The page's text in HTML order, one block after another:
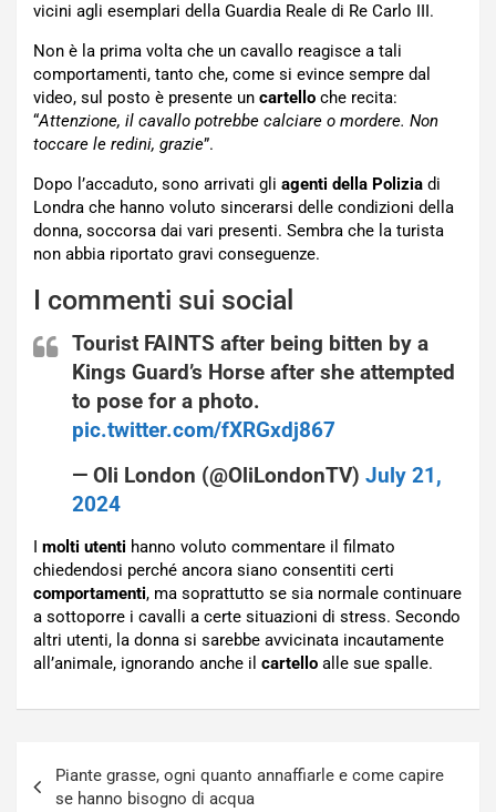
vicini agli esemplari della Guardia Reale di Re Carlo III.
Non è la prima volta che un cavallo reagisce a tali
comportamenti, tanto che, come si evince sempre dal
video, sul posto è presente un cartello che recita:
“Attenzione, il cavallo potrebbe calciare o mordere. Non
toccare le redini, grazie”.
Dopo l’accaduto, sono arrivati gli agenti della Polizia di
Londra che hanno voluto sincerarsi delle condizioni della
donna, soccorsa dai vari presenti. Sembra che la turista
non abbia riportato gravi conseguenze.
I commenti sui social
Tourist FAINTS after being bitten by a
Kings Guard’s Horse after she attempted
to pose for a photo.
pic.twitter.com/fXRGxdj867
— Oli London (@OliLondonTV) July 21,
2024
molti utenti hanno voluto commentare il filmato
chiedendosi perché ancora siano consentiti certi
comportamenti, ma soprattutto se sia normale continuare
a sottoporre i cavalli a certe situazioni di stress. Secondo
altri utenti, la donna si sarebbe avvicinata incautamente
all’animale, ignorando anche il cartello alle sue spalle.
articoli
Piante grasse, ogni quanto annaffiarle e come capire
se hanno bisogno di acqua